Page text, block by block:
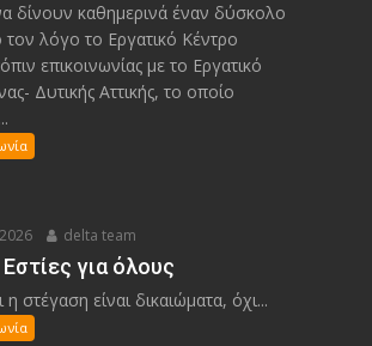
δίνουν καθημερινά έναν δύσκολο
τον λόγο το Εργατικό Κέντρο
επικοινωνίας με το Εργατικό
Δυτικής Αττικής, το οποίο
delta team
για όλους
στέγαση είναι δικαιώματα, όχι...